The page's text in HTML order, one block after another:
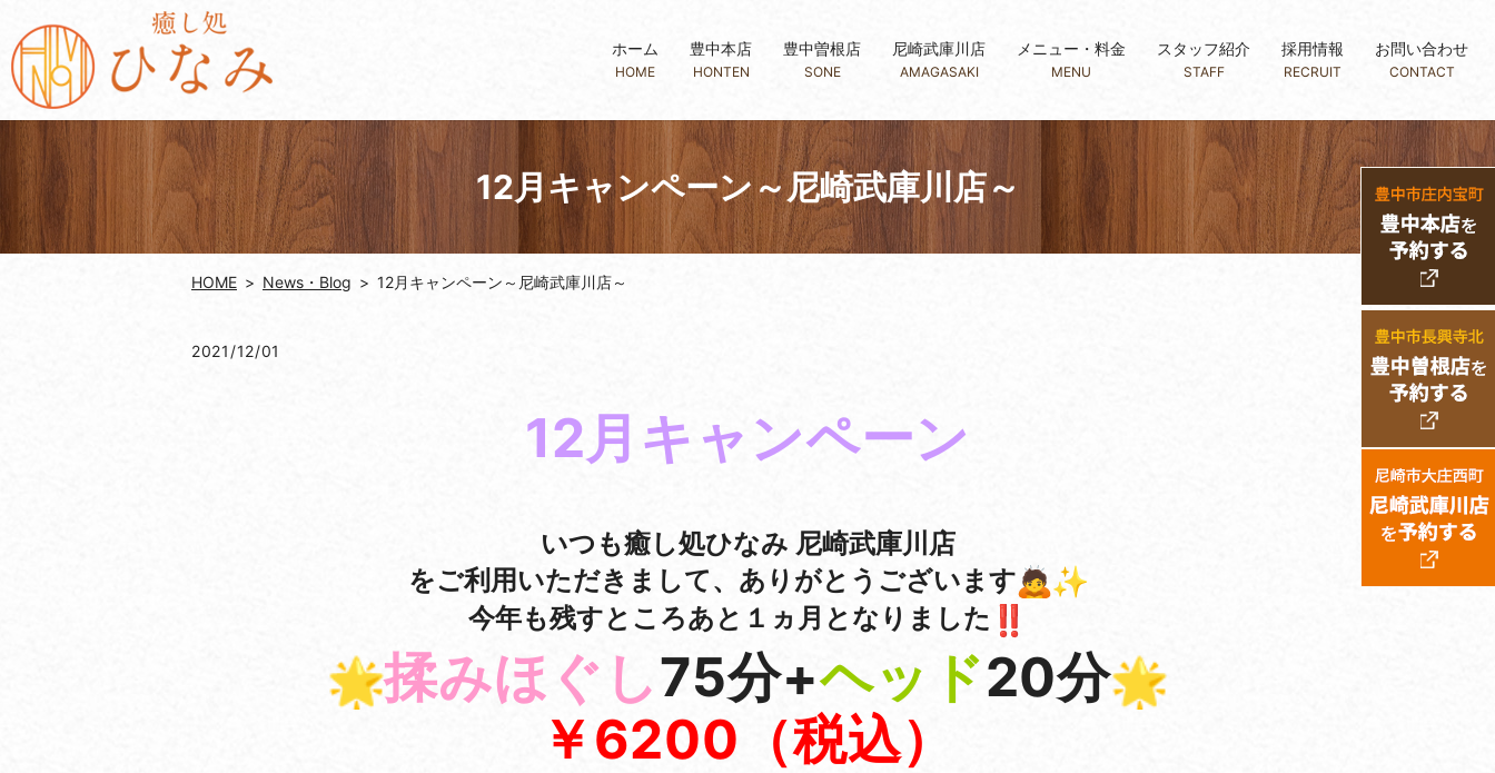
ホーム
HOME
豊中本店
HONTEN
豊中曽根店
SONE
尼崎武庫川店
AMAGASAKI
メニュー・料金
MENU
スタッフ紹介
STAFF
採用情報
RECRUIT
お問い合わせ
CONTACT
12月キャンペーン～尼崎武庫川店～
HOME News・Blog 12月キャンペーン～尼崎武庫川店～
2021/12/01
12月キャンペーン
いつも癒し処ひなみ 尼崎武庫川店
をご利用いただきまして、ありがとうございます
今年も残すところあと１ヵ月となりました
揉みほぐし75分+ヘッド20分
￥6200（税込）